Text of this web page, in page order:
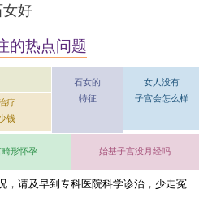
好
的热点问题
疗
钱
石女的
特征
女人没有
子宫会怎么样
畸形怀孕 始基子宫没月经吗
，请及早到专科医院科学诊治，少走冤